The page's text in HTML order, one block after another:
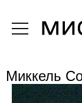
Миккель